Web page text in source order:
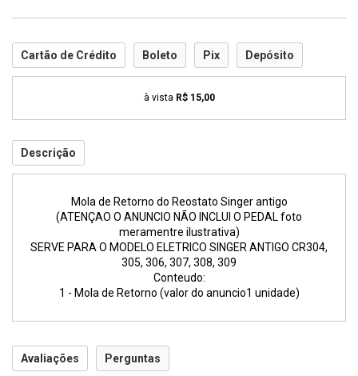
Cartão de Crédito Boleto Pix Depósito
à vista R$ 15,00
Descrição
Mola de Retorno do Reostato Singer antigo
(ATENÇAO O ANUNCIO NÃO INCLUI O PEDAL foto
meramentre ilustrativa)
SERVE PARA O MODELO ELETRICO SINGER ANTIGO CR304,
305, 306, 307, 308, 309
Conteudo:
1 - Mola de Retorno (valor do anuncio1 unidade)
Avaliações Perguntas